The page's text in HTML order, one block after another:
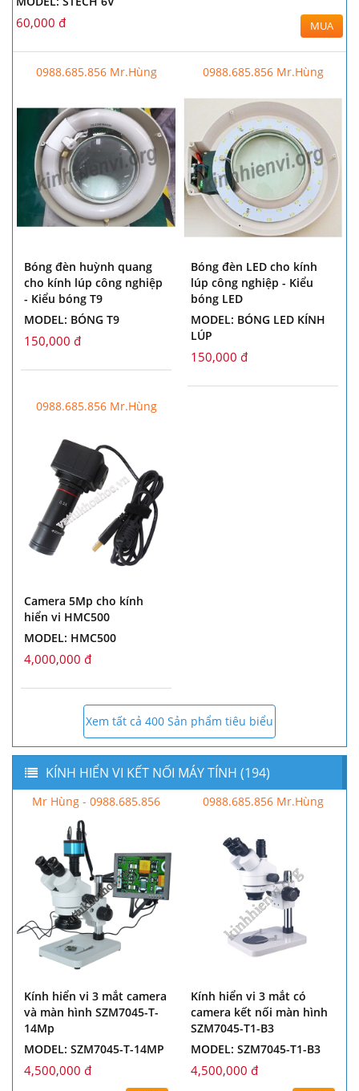
60,000 đ MUA
0988.685.856 Mr.Hùng
Bóng đèn huỳnh quang
cho kính lúp công nghiệp
- Kiểu bóng T9
MODEL: BÓNG T9
150,000 đ
0988.685.856 Mr.Hùng
Bóng đèn LED cho kính
lúp công nghiệp - Kiểu
bóng LED
MODEL: BÓNG LED KÍNH
LÚP
150,000 đ
0988.685.856 Mr.Hùng
Camera 5Mp cho kính
hiển vi HMC500
MODEL: HMC500
4,000,000 đ
Xem tất cả 400 Sản phẩm tiêu biểu
KÍNH HIỂN VI KẾT NỐI MÁY TÍNH (194)
Mr Hùng - 0988.685.856
Kính hiển vi 3 mắt camera
và màn hình SZM7045-T-
14Mp
MODEL: SZM7045-T-14MP
4,500,000 đ
0988.685.856 Mr.Hùng
Kính hiển vi 3 mắt có
camera kết nối màn hình
SZM7045-T1-B3
MODEL: SZM7045-T1-B3
4,500,000 đ